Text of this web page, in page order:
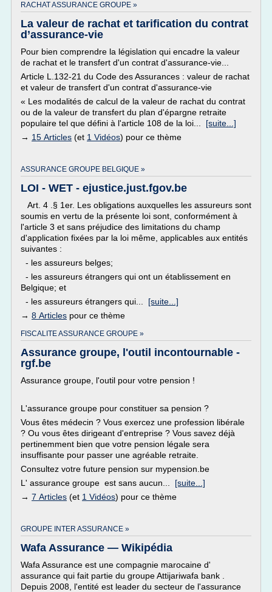
RACHAT ASSURANCE GROUPE »
La valeur de rachat et tarification du contrat
d’assurance-vie
Pour bien comprendre la législation qui encadre la valeur
de rachat et le transfert d'un contrat d'assurance-vie...
Article L.132-21 du Code des Assurances : valeur de rachat
et valeur de transfert d'un contrat d'assurance-vie
« Les modalités de calcul de la valeur de rachat du contrat
ou de la valeur de transfert du plan d'épargne retraite
populaire tel que défini à l'article 108 de la loi... [suite...]
→ 15 Articles (et 1 Vidéos) pour ce thème
ASSURANCE GROUPE BELGIQUE »
LOI - WET - ejustice.just.fgov.be
Art. 4 .§ 1er. Les obligations auxquelles les assureurs sont
soumis en vertu de la présente loi sont, conformément à
l'article 3 et sans préjudice des limitations du champ
d'application fixées par la loi même, applicables aux entités
suivantes :
- les assureurs belges;
- les assureurs étrangers qui ont un établissement en
Belgique; et
- les assureurs étrangers qui... [suite...]
→ 8 Articles pour ce thème
FISCALITE ASSURANCE GROUPE »
Assurance groupe, l'outil incontournable -
rgf.be
Assurance groupe, l'outil pour votre pension !
L'assurance groupe pour constituer sa pension ?
Vous êtes médecin ? Vous exercez une profession libérale
? Ou vous êtes dirigeant d'entreprise ? Vous savez déjà
pertinemment bien que votre pension légale sera
insuffisante pour passer une agréable retraite.
Consultez votre future pension sur mypension.be
L' assurance groupe est sans aucun... [suite...]
→ 7 Articles (et 1 Vidéos) pour ce thème
GROUPE INTER ASSURANCE »
Wafa Assurance — Wikipédia
Wafa Assurance est une compagnie marocaine d'
assurance qui fait partie du groupe Attijariwafa bank .
Depuis 2008, l'entité est leader du secteur de l'assurance